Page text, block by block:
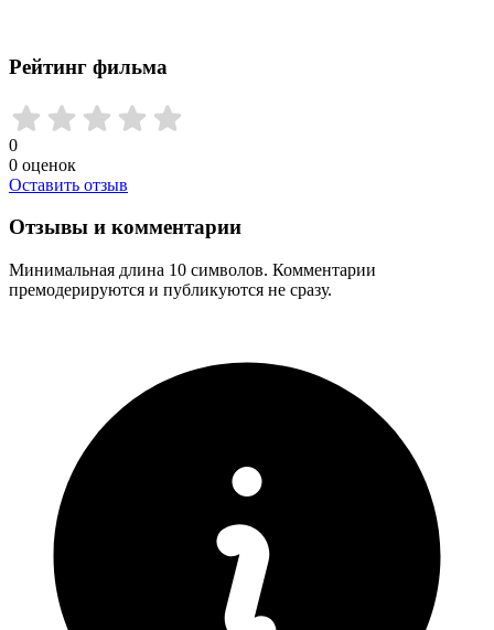
Рейтинг фильма
0
0 оценок
Оставить отзыв
Отзывы и комментарии
Минимальная длина 10 символов. Комментарии
премодерируются и публикуются не сразу.